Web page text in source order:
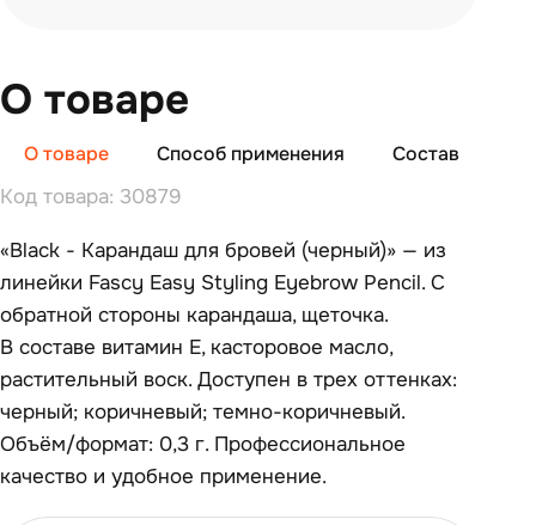
О товаре
О товаре Способ применения Состав
Код товара: 30879
«Black - Карандаш для бровей (черный)» — из
линейки Fascy Easy Styling Eyebrow Pencil. С
обратной стороны карандаша, щеточка.
В составе витамин Е, касторовое масло,
растительный воск. Доступен в трех оттенках:
черный; коричневый; темно-коричневый.
Объём/формат: 0,3 г. Профессиональное
качество и удобное применение.